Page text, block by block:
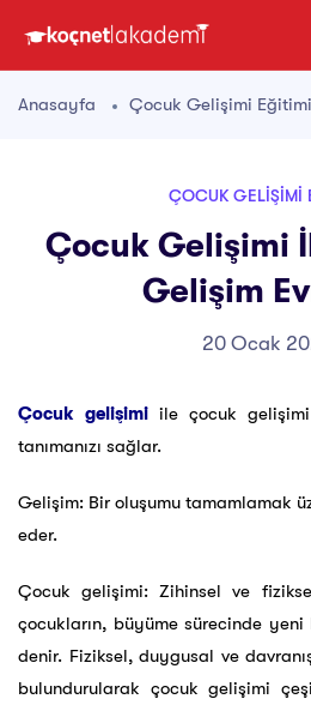
Anasayfa Çocuk Gelişimi Eğitimi
ÇOCUK GELIŞIMI
Çocuk Gelişimi
Gelişim
20 Ocak
Çocuk gelişimi ile çocuk
tanımanızı sağlar.
Gelişim: Bir oluşumu tamamlamak
eder.
Çocuk gelişimi: Zihinsel ve
çocukların, büyüme sürecinde yeni
denir. Fiziksel, duygusal ve
bulundurularak çocuk gelişimi